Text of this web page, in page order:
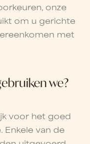
onze
om u gerichte
met
we?
voor het goed
van de